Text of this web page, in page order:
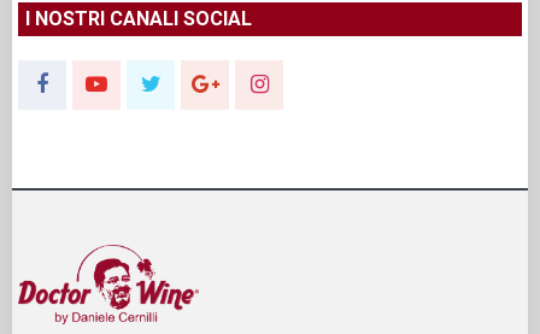
I NOSTRI CANALI SOCIAL